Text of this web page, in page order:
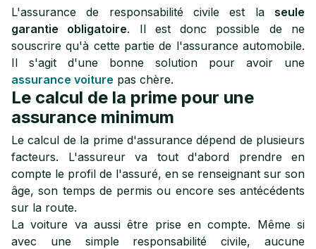
L'assurance de responsabilité civile est la seule
garantie obligatoire. Il est donc possible de ne
souscrire qu'à cette partie de l'assurance automobile.
Il s'agit d'une bonne solution pour avoir une
assurance voiture pas chère.
Le calcul de la prime pour une
assurance minimum
Le calcul de la prime d'assurance dépend de plusieurs
facteurs. L'assureur va tout d'abord prendre en
compte le profil de l'assuré, en se renseignant sur son
âge, son temps de permis ou encore ses antécédents
sur la route.
La voiture va aussi être prise en compte. Même si
avec une simple responsabilité civile, aucune